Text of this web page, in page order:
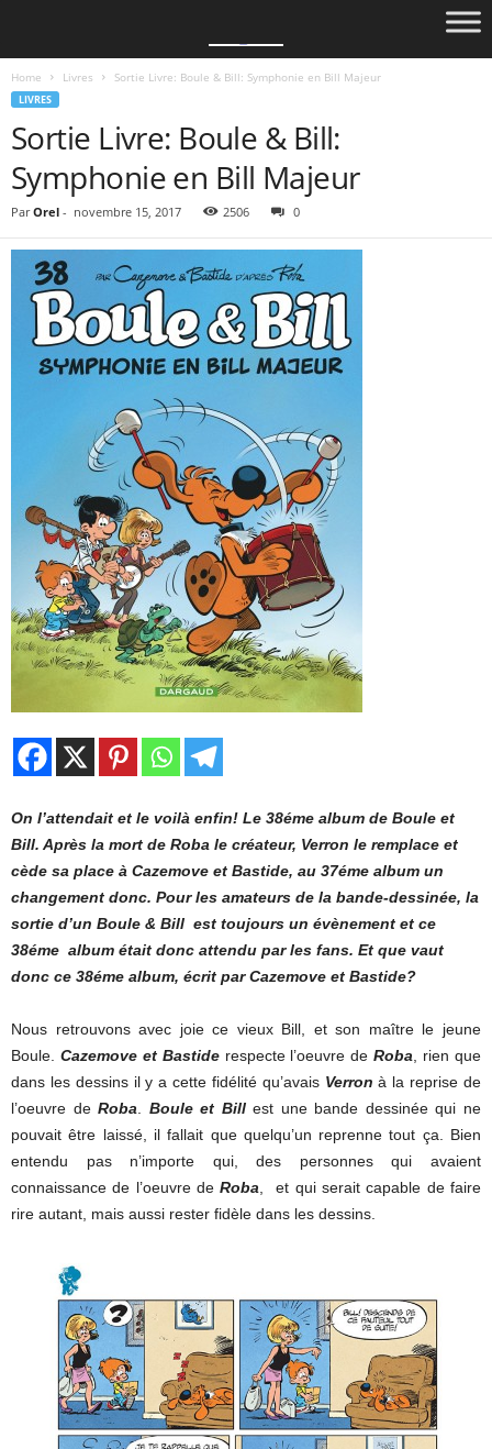
Home Livres Sortie Livre: Boule & Bill: Symphonie en Bill Majeur
LIVRES
Sortie Livre: Boule & Bill:
Symphonie en Bill Majeur
Par Orel - novembre 15, 2017 2506 0
On l’attendait et le voilà enfin! Le 38éme album de Boule et
Bill. Après la mort de Roba le créateur, Verron le remplace et
cède sa place à Cazemove et Bastide, au 37éme album un
changement donc. Pour les amateurs de la bande-dessinée, la
sortie d’un Boule & Bill est toujours un évènement et ce
38éme album était donc attendu par les fans. Et que vaut
donc ce 38éme album, écrit par Cazemove et Bastide?
Nous retrouvons avec joie ce vieux Bill, et son maître le jeune
Boule. Cazemove et Bastiderespecte l’oeuvre deRoba , rien que
dans les dessins il y a cette fidélité qu’avais Verron à la reprise de
l’oeuvre deRoba Boule et Billest une bande dessinée qui ne
pouvait être laissé, il fallait que quelqu’un reprenne tout ça. Bien
entendu pas n’importe qui, des personnes qui avaient
connaissance de l’oeuvre deRoba , et qui serait capable de faire
rire autant, mais aussi rester fidèle dans les dessins.